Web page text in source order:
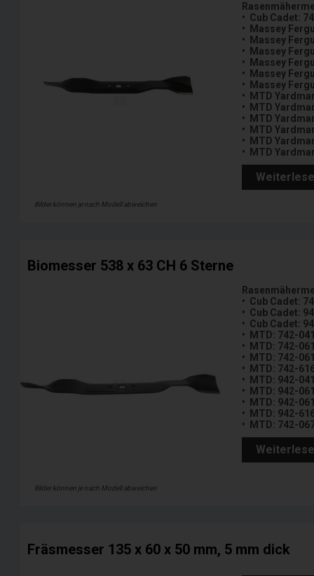
Bilder können je nach Modell abweichen
• Cub Cadet:
• Massey
• Massey
• Massey
• Massey
• Massey
• Massey
• MTD
• MTD
• MTD
• MTD
• MTD
• MTD
Biomesser 538 x 63 CH 6 Sterne
Bilder können je nach Modell abweichen
• Cub Cadet:
• Cub Cadet:
• Cub Cadet:
• MTD: 742-
• MTD: 742-
• MTD: 742-
• MTD: 742-
• MTD: 942-
• MTD: 942-
• MTD: 942-
• MTD: 942-
• MTD: 742-
Fräsmesser 135 x 60 x 50 mm, 5 mm dick